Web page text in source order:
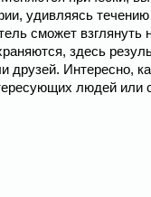
удивляясь
сможет взглянуть
здесь
друзей. Интересно,
людей или